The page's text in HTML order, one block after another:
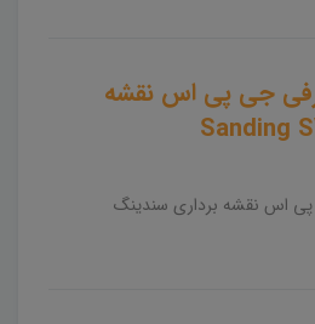
جی پی اس نقشه
اس نقشه برداری سندینگ